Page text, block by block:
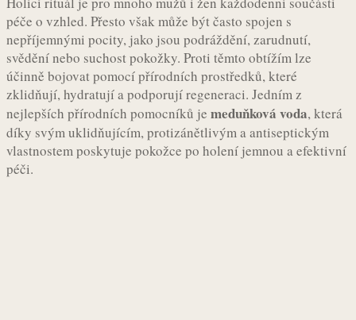
péče o vzhled. Přesto však může být často spojen s
nepříjemnými pocity, jako jsou podráždění, zarudnutí,
svědění nebo suchost pokožky. Proti těmto obtížím lze
účinně bojovat pomocí přírodních prostředků, které
zklidňují, hydratují a podporují regeneraci. Jedním z
nejlepších přírodních pomocníků je meduňková voda, která
díky svým uklidňujícím, protizánětlivým a antiseptickým
vlastnostem poskytuje pokožce po holení jemnou a efektivní
péči.